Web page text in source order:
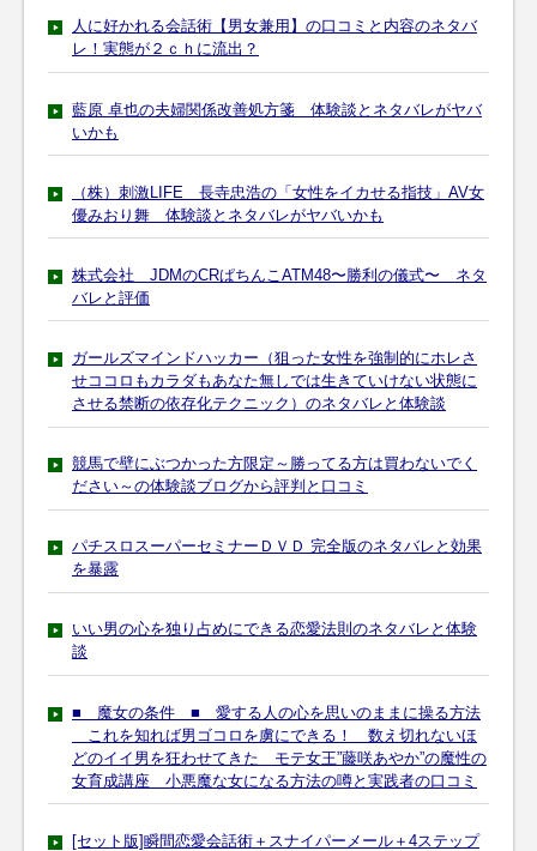
人に好かれる会話術【男女兼用】の口コミと内容のネタバ
レ！実態が２ｃｈに流出？
藍原 卓也の夫婦関係改善処方箋 体験談とネタバレがヤバ
いかも
（株）刺激LIFE 長寺忠浩の「女性をイカせる指技」AV女
優みおり舞 体験談とネタバレがヤバいかも
株式会社 JDMのCRぱちんこATM48〜勝利の儀式〜 ネタ
バレと評価
ガールズマインドハッカー（狙った女性を強制的にホレさ
せココロもカラダもあなた無しでは生きていけない状態に
させる禁断の依存化テクニック）のネタバレと体験談
競馬で壁にぶつかった方限定～勝ってる方は買わないでく
ださい～の体験談ブログから評判と口コミ
パチスロスーパーセミナーＤＶＤ 完全版のネタバレと効果
を暴露
いい男の心を独り占めにできる恋愛法則のネタバレと体験
談
■ 魔女の条件 ■ 愛する人の心を思いのままに操る方法
これを知れば男ゴコロを虜にできる！ 数え切れないほ
どのイイ男を狂わせてきた モテ女王”藤咲あやか”の魔性の
女育成講座 小悪魔な女になる方法の噂と実践者の口コミ
[セット版]瞬間恋愛会話術＋スナイパーメール＋4ステップ